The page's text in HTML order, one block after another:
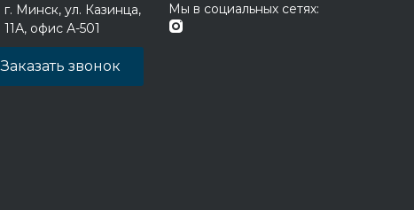
г. Минск, ул. Казинца,
11А, офис А-501
Мы в социальных сетях:
Заказать звонок